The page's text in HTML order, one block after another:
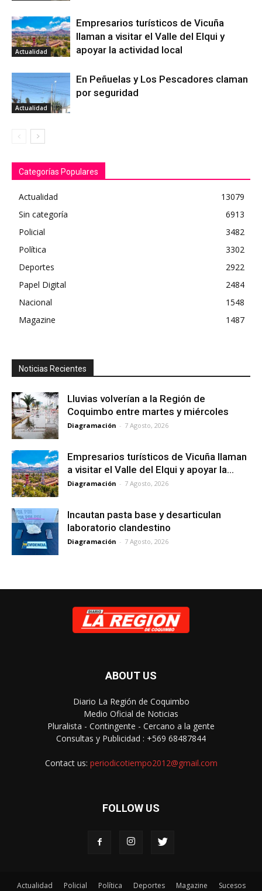
Actualidad
Empresarios turísticos de Vicuña
llaman a visitar el Valle del Elqui y
apoyar la actividad local
Actualidad
En Peñuelas y Los Pescadores claman
por seguridad
Categorías Populares
Actualidad
13079
Sin categoría
6913
Policial
3482
Política
3302
Deportes
2922
Papel Digital
2484
Nacional
1548
Magazine
1487
Noticias Recientes
Lluvias volverían a la Región de
Coquimbo entre martes y miércoles
Diagramación - 7 Agosto, 2026
Empresarios turísticos de Vicuña llaman
a visitar el Valle del Elqui y apoyar la...
Diagramación - 7 Agosto, 2026
Incautan pasta base y desarticulan
laboratorio clandestino
Diagramación - 7 Agosto, 2026
ABOUT US
Diario La Región de Coquimbo
Medio Oficial de Noticias
Pluralista - Contingente - Cercano a la gente
Consultas y Publicidad : +569 68487844
Contact us: periodicotiempo2012@gmail.com
FOLLOW US
Actualidad Policial Política Deportes Magazine Sucesos